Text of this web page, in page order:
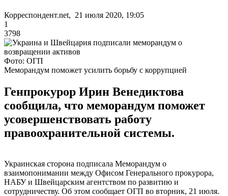
Корреспондент.net, 21 июля 2020, 19:05
1
3798
Фото: ОГП
Меморандум поможет усилить борьбу с коррупцией
Генпрокурор Ирин Венедиктова
сообщила, что меморандум поможет
усовершенствовать работу
правоохранительной системы.
Украинская сторона подписала Меморандум о
взаимопонимании между Офисом Генерального прокурора,
НАБУ и Швейцарским агентством по развитию и
сотрудничеству. Об этом сообщает ОГП во вторник, 21 июля.